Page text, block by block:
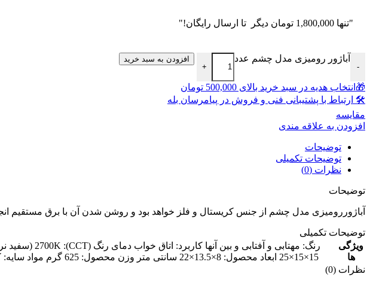
"تنها 1,800,000 تومان دیگر تا ارسال رایگان!"
-
آباژور رومیزی مدل چشم عدد
+
افزودن به سبد خرید
🎁انتخاب هدیه در سبد خرید بالای 500,000 تومان
🛠 ارتباط با پشتیبانی فنی و فروش در پیامرسان بله
مقايسه
افزودن به علاقه مندی
توضیحات
توضیحات تکمیلی
نظرات (0)
توضیحات
آباژوررومیزی مدل چشم از جنس کریستال و فلز خواهد بود و روشن شدن آن با برق مستقیم
توضیحات تکمیلی
ویژگی
ها
15×15×25 ابعاد محصول: 8×13.5×22 سانتی متر وزن محصول: 625 گرم مواد سایه: کریستال منبع انرژی: برق مستقیم تغییر رنگ: با لمس قدرت: 5 وات کاهش نور: 10٪ – 100٪ روشنایی قابل تنظیم
نظرات (0)